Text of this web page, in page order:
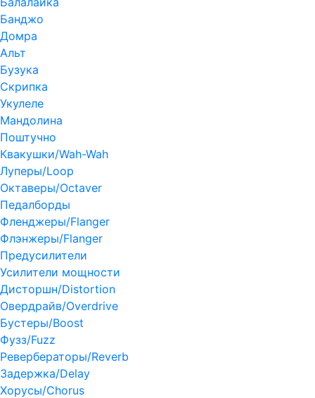
Банджо
Домра
Альт
Бузука
Скрипка
Укулеле
Мандолина
Поштучно
Квакушки/Wah-Wah
Луперы/Loop
Октаверы/Octaver
Педалборды
Фленджеры/Flanger
Флэнжеры/Flanger
Предусилители
Усилители мощности
Дисторшн/Distortion
Овердрайв/Overdrive
Бустеры/Boost
Фузз/Fuzz
Ревербераторы/Reverb
Задержка/Delay
Хорусы/Chorus